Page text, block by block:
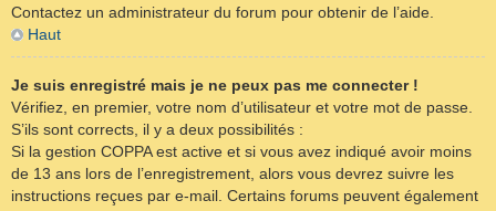
Contactez un administrateur du forum pour obtenir de l’aide.
Haut
Je suis enregistré mais je ne peux pas me connecter !
Vérifiez, en premier, votre nom d’utilisateur et votre mot de passe.
S’ils sont corrects, il y a deux possibilités :
Si la gestion COPPA est active et si vous avez indiqué avoir moins
de 13 ans lors de l’enregistrement, alors vous devrez suivre les
instructions reçues par e-mail. Certains forums peuvent également